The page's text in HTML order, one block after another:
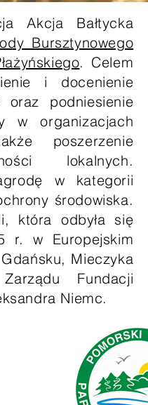
Akcja Bałtycka
Bursztynowego
. Celem
i docenienie
oraz podniesienie
w organizacjach
poszerzenie
lokalnych.
w kategorii
środowiska.
która odbyła się
r. w Europejskim
Mieczyka
Fundacji
Niemc.